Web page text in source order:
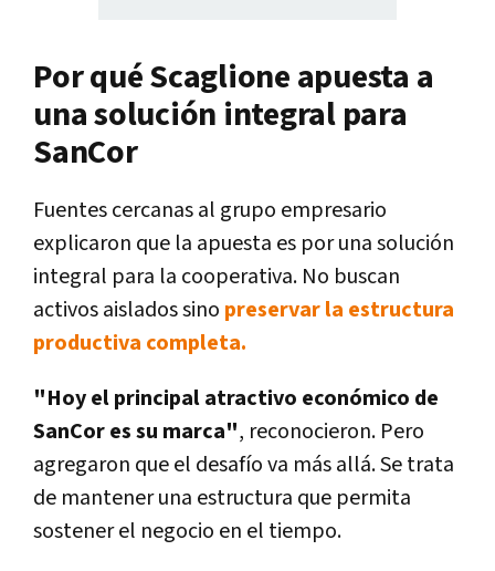
Por qué Scaglione apuesta a
una solución integral para
SanCor
Fuentes cercanas al grupo empresario
explicaron que la apuesta es por una solución
integral para la cooperativa. No buscan
activos aislados sino preservar la estructura
productiva completa.
"Hoy el principal atractivo económico de
SanCor es su marca", reconocieron. Pero
agregaron que el desafío va más allá. Se trata
de mantener una estructura que permita
sostener el negocio en el tiempo.